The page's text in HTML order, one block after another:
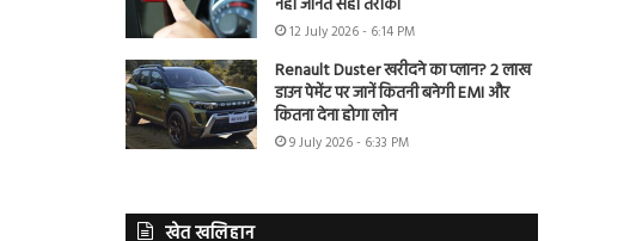
नहीं जानते सही तरीका
12 July 2026 - 6:14 PM
Renault Duster खरीदने का प्लान? 2 लाख
डाउन पेमेंट पर जानें कितनी बनेगी EMI और
कितना देना होगा लोन
9 July 2026 - 6:33 PM
खेत खलिहान